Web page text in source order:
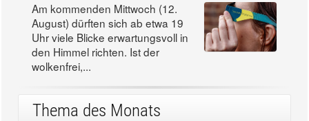
Am kommenden Mittwoch (12.
August) dürften sich ab etwa 19
Uhr viele Blicke erwartungsvoll in
den Himmel richten. Ist der
wolkenfrei,...
Thema des Monats